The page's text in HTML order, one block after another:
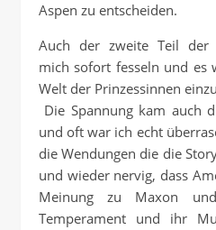
Aspen zu entscheiden.
Auch der zweite Teil der
mich sofort fesseln und es
Welt der Prinzessinnen
Die Spannung kam auch
und oft war ich echt
die Wendungen die die
und wieder nervig, dass
Meinung zu Maxon
Temperament und ihr